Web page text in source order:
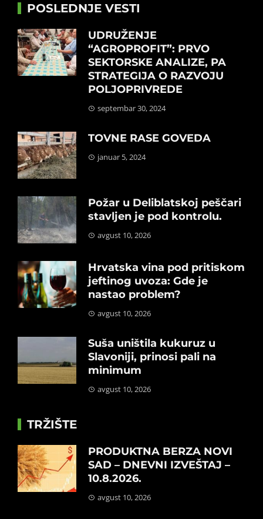
POSLEDNJE VESTI
UDRUŽENJE
“AGROPROFIT”: PRVO
SEKTORSKE ANALIZE, PA
STRATEGIJA O RAZVOJU
POLJOPRIVREDE
septembar 30, 2024
TOVNE RASE GOVEDA
januar 5, 2024
Požar u Deliblatskoj peščari
stavljen je pod kontrolu.
avgust 10, 2026
Hrvatska vina pod pritiskom
jeftinog uvoza: Gde je
nastao problem?
avgust 10, 2026
Suša uništila kukuruz u
Slavoniji, prinosi pali na
minimum
avgust 10, 2026
TRŽIŠTE
PRODUKTNA BERZA NOVI
SAD – DNEVNI IZVEŠTAJ –
10.8.2026.
avgust 10, 2026